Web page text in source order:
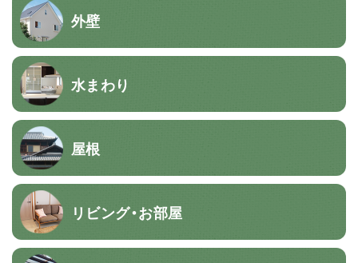
外壁
水まわり
屋根
リビング・お部屋